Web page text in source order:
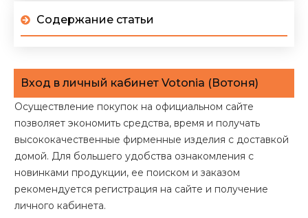
Содержание статьи
Вход в личный кабинет Votonia (Вотоня)
Осуществление покупок на официальном сайте
позволяет экономить средства, время и получать
высококачественные фирменные изделия с доставкой
домой. Для большего удобства ознакомления с
новинками продукции, ее поиском и заказом
рекомендуется регистрация на сайте и получение
личного кабинета.